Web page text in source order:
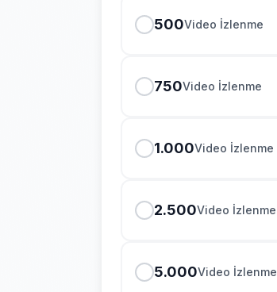
500Video İzlenme
750Video İzlenme
1.000Video İzlenme
2.500Video İzlenme
5.000Video İzlenme